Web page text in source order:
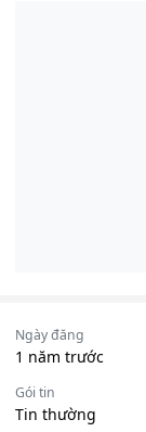
Ngày đăng
1 năm trước
Gói tin
Tin thường